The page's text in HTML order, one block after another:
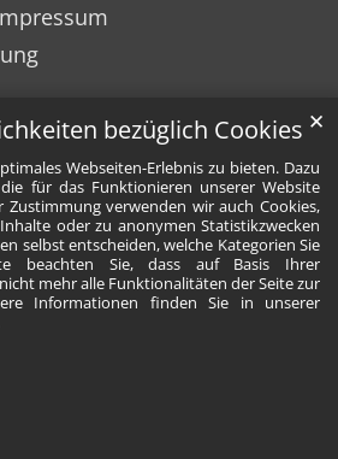
bezüglich Cookies
Webseiten-Erlebnis zu bieten. Dazu
für das Funktionieren unserer Website
verwenden wir auch Cookies,
oder zu anonymen Statistikzwecken
selbst entscheiden, welche Kategorien Sie
beachten Sie, dass auf Basis Ihrer
mehr alle Funktionalitäten der Seite zur
Informationen finden Sie in unserer
✕